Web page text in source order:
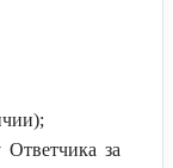
за